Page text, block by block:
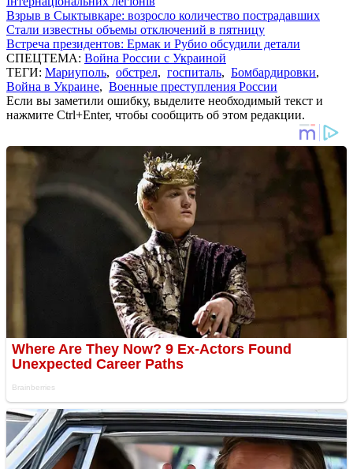
Взрыв в Сыктывкаре: возросло количество пострадавших
Стали известны объемы отключений в пятницу
Встреча президентов: Ермак и Рубио обсудили детали
СПЕЦТЕМА: Война России с Украиной
ТЕГИ: Мариуполь, обстрел, госпиталь, Бомбардировки,
Война в Украине, Военные преступления России
Если вы заметили ошибку, выделите необходимый текст и
нажмите Ctrl+Enter, чтобы сообщить об этом редакции.